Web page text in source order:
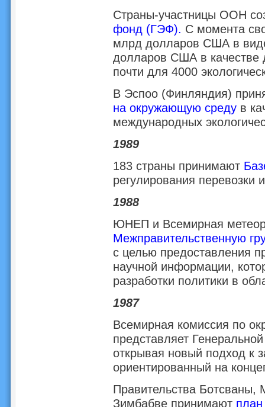
Страны-участницы ООН
фонд (ГЭФ). С момента
млрд долларов США в
долларов США в качестве
почти для 4000
В Эспоо (Финляндия)
на окружающую средув
международных
1989
183 страны принимают
регулирования перевозки
1988
ЮНЕП и Всемирная
Межправительственную
с целью предоставления
научной информации,
разработки политики в
1987
Всемирная комиссия по
представляет
открывая новый подход к
ориентированный на
Правительства Ботсваны,
Зимбабве принимают